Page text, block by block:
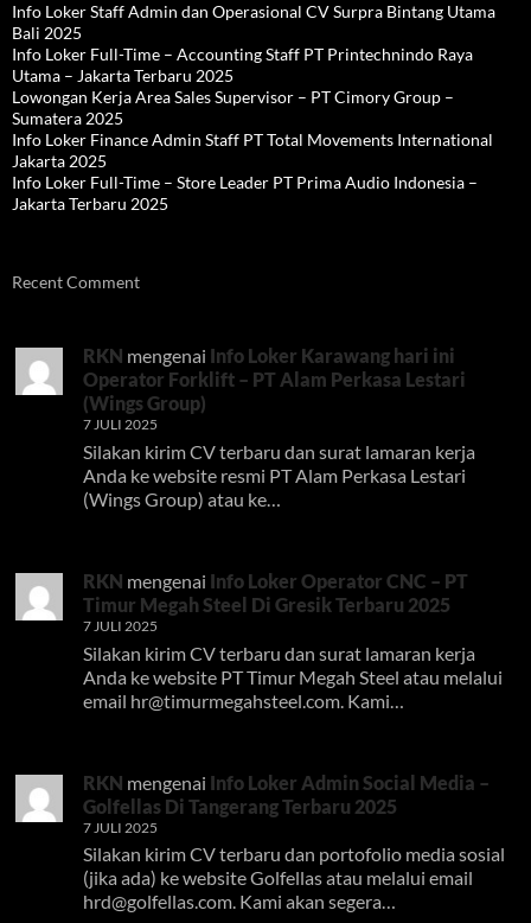
Info Loker Staff Admin dan Operasional CV Surpra Bintang Utama
Bali 2025
Info Loker Full-Time – Accounting Staff PT Printechnindo Raya
Utama – Jakarta Terbaru 2025
Lowongan Kerja Area Sales Supervisor – PT Cimory Group –
Sumatera 2025
Info Loker Finance Admin Staff PT Total Movements International
Jakarta 2025
Info Loker Full-Time – Store Leader PT Prima Audio Indonesia –
Jakarta Terbaru 2025
Recent Comment
RKN mengenai Info Loker Karawang hari ini
Operator Forklift – PT Alam Perkasa Lestari
(Wings Group)
7 JULI 2025
Silakan kirim CV terbaru dan surat lamaran kerja
Anda ke website resmi PT Alam Perkasa Lestari
(Wings Group) atau ke…
RKN mengenai Info Loker Operator CNC – PT
Timur Megah Steel Di Gresik Terbaru 2025
7 JULI 2025
Silakan kirim CV terbaru dan surat lamaran kerja
Anda ke website PT Timur Megah Steel atau melalui
email hr@timurmegahsteel.com . Kami…
RKN mengenai Info Loker Admin Social Media –
Golfellas Di Tangerang Terbaru 2025
7 JULI 2025
Silakan kirim CV terbaru dan portofolio media sosial
(jika ada) ke website Golfellas atau melalui email
hrd@golfellas.com. Kami akan segera…